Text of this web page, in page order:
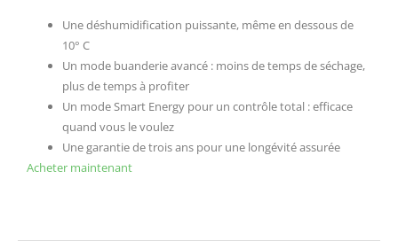
Une déshumidification puissante, même en dessous de
10° C
Un mode buanderie avancé : moins de temps de séchage,
plus de temps à profiter
Un mode Smart Energy pour un contrôle total : efficace
quand vous le voulez
Une garantie de trois ans pour une longévité assurée
Acheter maintenant